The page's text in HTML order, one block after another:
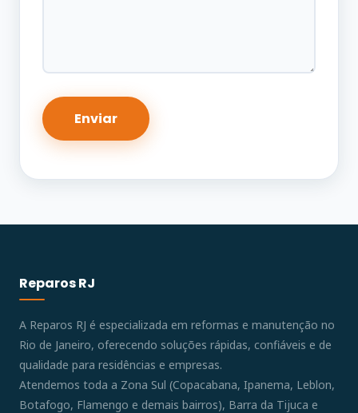
Reparos RJ
A Reparos RJ é especializada em reformas e manutenção no
Rio de Janeiro, oferecendo soluções rápidas, confiáveis e de
qualidade para residências e empresas.
Atendemos toda a Zona Sul (Copacabana, Ipanema, Leblon,
Botafogo, Flamengo e demais bairros), Barra da Tijuca e